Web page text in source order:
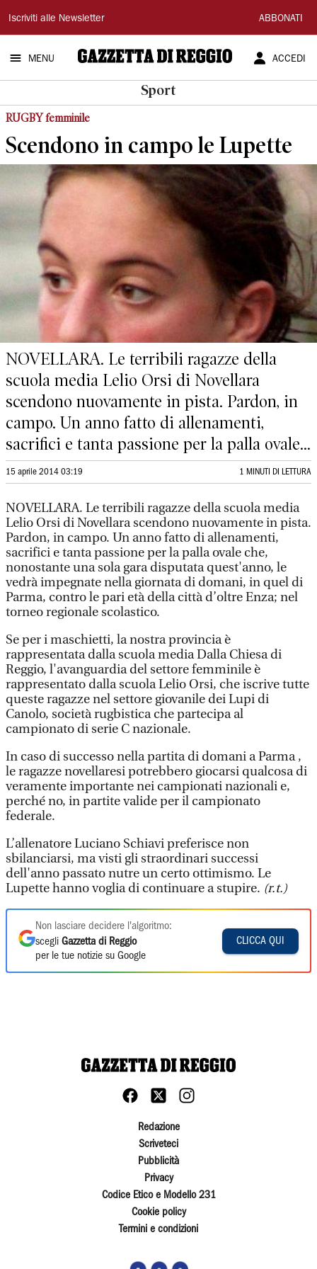
Gazzetta
di
Reggio
Iscriviti alle Newsletter ABBONATI
MENU ACCEDI
Sport
RUGBY femminile
Scendono in campo le Lupette
NOVELLARA. Le terribili ragazze della
scuola media Lelio Orsi di Novellara
scendono nuovamente in pista. Pardon, in
campo. Un anno fatto di allenamenti,
sacrifici e tanta passione per la palla ovale...
15 aprile 2014 03:19 1 MINUTI DI LETTURA
NOVELLARA. Le terribili ragazze della scuola media
Lelio Orsi di Novellara scendono nuovamente in pista.
Pardon, in campo. Un anno fatto di allenamenti,
sacrifici e tanta passione per la palla ovale che,
nonostante una sola gara disputata quest'anno, le
vedrà impegnate nella giornata di domani, in quel di
Parma, contro le pari età della città d’oltre Enza; nel
torneo regionale scolastico.
Se per i maschietti, la nostra provincia è
rappresentata dalla scuola media Dalla Chiesa di
Reggio, l'avanguardia del settore femminile è
rappresentato dalla scuola Lelio Orsi, che iscrive tutte
queste ragazze nel settore giovanile dei Lupi di
Canolo, società rugbistica che partecipa al
campionato di serie C nazionale.
In caso di successo nella partita di domani a Parma ,
le ragazze novellaresi potrebbero giocarsi qualcosa di
veramente importante nei campionati nazionali e,
perché no, in partite valide per il campionato
federale.
L’allenatore Luciano Schiavi preferisce non
sbilanciarsi, ma visti gli straordinari successi
dell'anno passato nutre un certo ottimismo. Le
Lupette hanno voglia di continuare a stupire. (r.t.)
Non lasciare decidere l'algoritmo:
scegli Gazzetta di Reggio
per le tue notizie su Google
CLICCA QUI
Redazione
Scriveteci
Pubblicità
Privacy
Codice Etico e Modello 231
Cookie policy
Termini e condizioni